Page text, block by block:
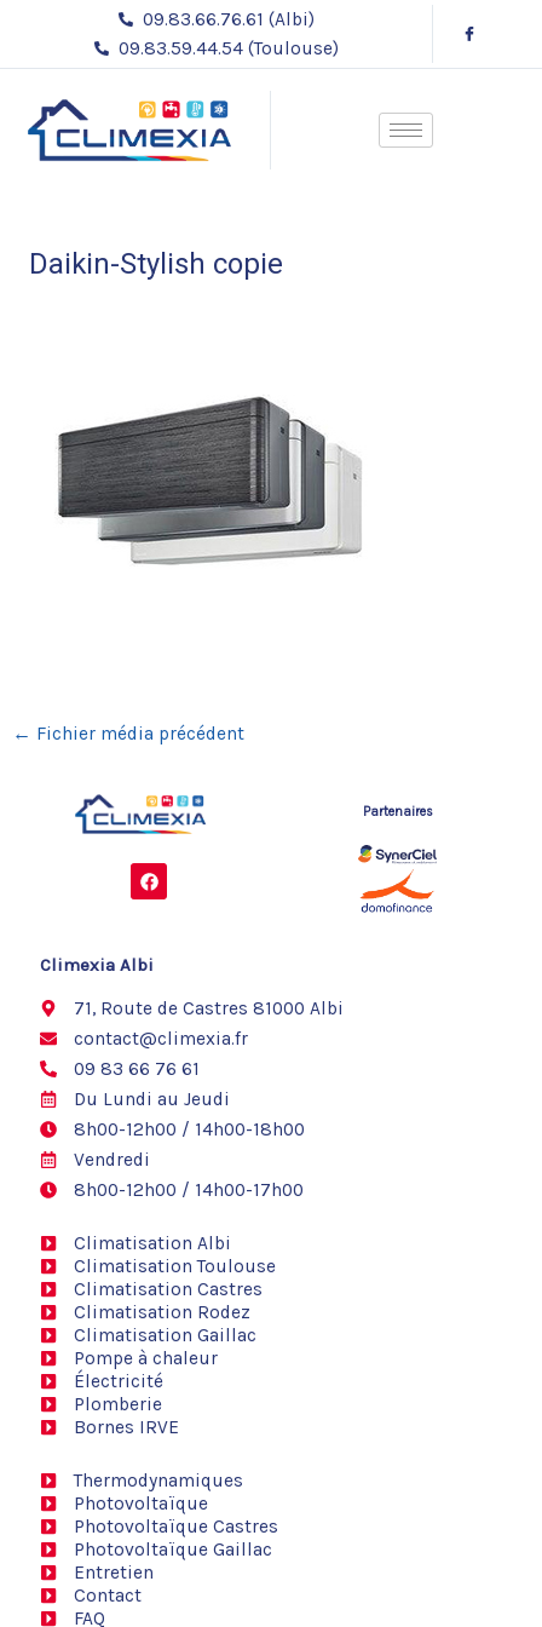
contenu
09.83.66.76.61 (Albi)
09.83.59.44.54 (Toulouse)
Daikin-Stylish copie
articles
← Fichier média précédent
F
a
c
o
Partenaires
Climexia Albi
71, Route de Castres 81000 Albi
contact@climexia.fr
09 83 66 76 61
Du Lundi au Jeudi
8h00-12h00 / 14h00-18h00
Vendredi
8h00-12h00 / 14h00-17h00
Climatisation Albi
Climatisation Toulouse
Climatisation Castres
Climatisation Rodez
Climatisation Gaillac
Pompe à chaleur
Électricité
Plomberie
Bornes IRVE
Thermodynamiques
Photovoltaïque
Photovoltaïque Castres
Photovoltaïque Gaillac
Entretien
Contact
FAQ